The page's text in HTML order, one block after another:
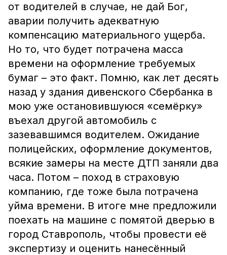
от водителей в случае, не дай Бог,
аварии получить адекватную
компенсацию материального ущерба.
Но то, что будет потрачена масса
времени на оформление требуемых
бумаг – это факт. Помню, как лет десять
назад у здания дивенского Сбербанка в
мою уже остановившуюся «семёрку»
въехал другой автомобиль с
зазевавшимся водителем. Ожидание
полицейских, оформление документов,
всякие замеры на месте ДТП заняли два
часа. Потом – поход в страховую
компанию, где тоже была потрачена
уйма времени. В итоге мне предложили
поехать на машине с помятой дверью в
город Ставрополь, чтобы провести её
экспертизу и оценить нанесённый